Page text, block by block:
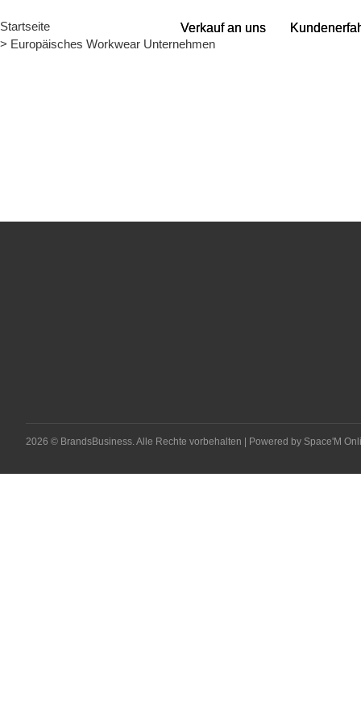
Verkauf an uns
Verkauf an uns
Startseite
> Europäisches Workwear Unternehmen
2026 © BrandsBusiness. Alle Rechte vorbehalten | Powered by Space'M